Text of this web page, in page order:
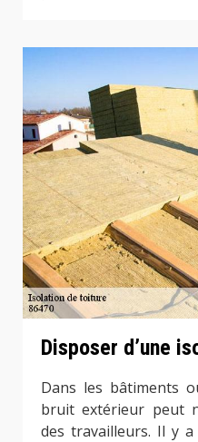
Disposer d’une
Dans les bâtiments
bruit extérieur peut
des travailleurs. Il y